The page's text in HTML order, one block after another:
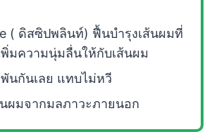
( ดิสซิปพลินท์) ฟื้นบำรุงเส้นผมที่
พิ่มความนุ่มลื่นให้กับเส้นผม
นกันเลย แทบไม่หวี
ผมจากมลภาวะภายนอก